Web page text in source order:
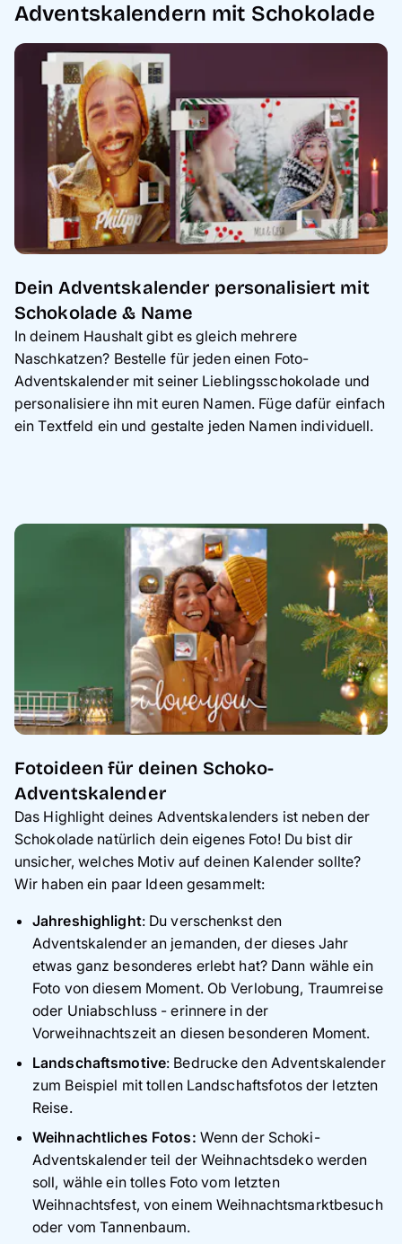
Adventskalendern mit Schokolade
Dein Adventskalender personalisiert mit
Schokolade & Name
In deinem Haushalt gibt es gleich mehrere
Naschkatzen? Bestelle für jeden einen Foto-
Adventskalender mit seiner Lieblingsschokolade und
personalisiere ihn mit euren Namen. Füge dafür einfach
ein Textfeld ein und gestalte jeden Namen individuell.
Fotoideen für deinen Schoko-
Adventskalender
Das Highlight deines Adventskalenders ist neben der
Schokolade natürlich dein eigenes Foto! Du bist dir
unsicher, welches Motiv auf deinen Kalender sollte?
Wir haben ein paar Ideen gesammelt:
Jahreshighlight: Du verschenkst den
Adventskalender an jemanden, der dieses Jahr
etwas ganz besonderes erlebt hat? Dann wähle ein
Foto von diesem Moment. Ob Verlobung, Traumreise
oder Uniabschluss - erinnere in der
Vorweihnachtszeit an diesen besonderen Moment.
Landschaftsmotive: Bedrucke den Adventskalender
zum Beispiel mit tollen Landschaftsfotos der letzten
Reise.
Weihnachtliches Fotos: Wenn der Schoki-
Adventskalender teil der Weihnachtsdeko werden
soll, wähle ein tolles Foto vom letzten
Weihnachtsfest, von einem Weihnachtsmarktbesuch
oder vom Tannenbaum.